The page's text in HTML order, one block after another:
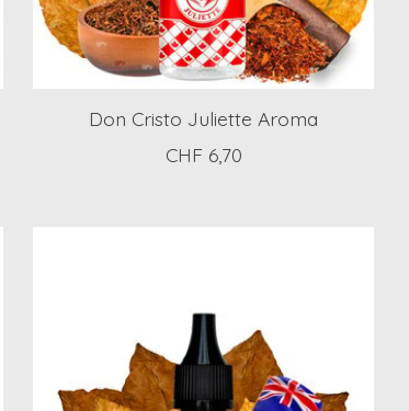
Don Cristo Juliette Aroma
CHF 6,70